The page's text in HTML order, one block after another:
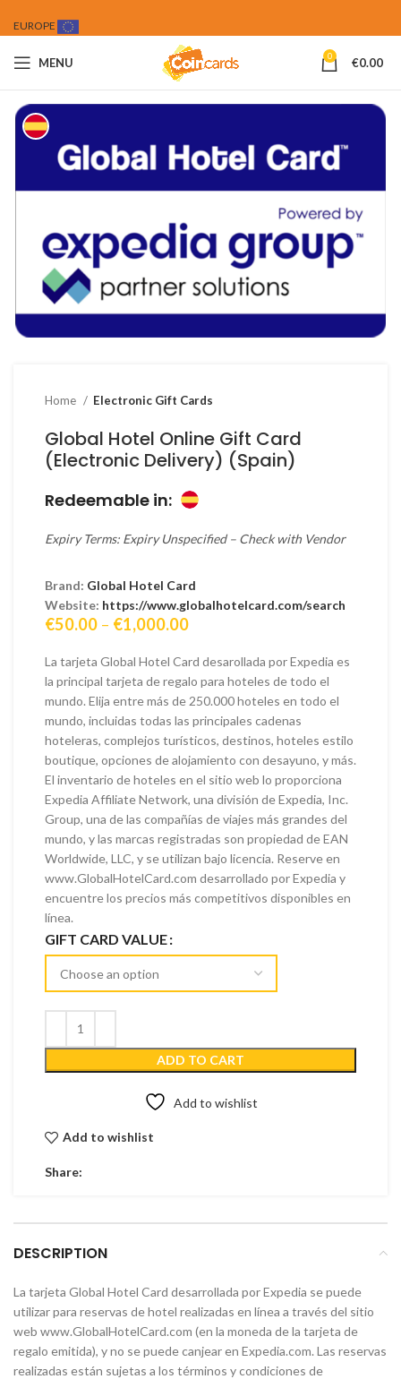
EUROPE
MENU 0 €0.00
Home Electronic Gift Cards
Global Hotel Online Gift Card
(Electronic Delivery) (Spain)
Redeemable in:
Expiry Terms: Expiry Unspecified – Check with Vendor
Brand: Global Hotel Card
Website: https://www.globalhotelcard.com/search
€50.00 – €1,000.00Price
€50.00
through
€1,000.00
La tarjeta Global Hotel Card desarollada por Expedia es
la principal tarjeta de regalo para hoteles de todo el
mundo. Elija entre más de 250.000 hoteles en todo el
mundo, incluidas todas las principales cadenas
hoteleras, complejos turísticos, destinos, hoteles estilo
boutique, opciones de alojamiento con desayuno, y más.
El inventario de hoteles en el sitio web lo proporciona
Expedia Affiliate Network, una división de Expedia, Inc.
Group, una de las compañías de viajes más grandes del
mundo, y las marcas registradas son propiedad de EAN
Worldwide, LLC, y se utilizan bajo licencia. Reserve en
www.GlobalHotelCard.com desarrollado por Expedia y
encuentre los precios más competitivos disponibles en
línea.
GIFT CARD VALUE
ADD TO CART
Add to wishlist
Add to wishlist
Share:
DESCRIPTION
La tarjeta Global Hotel Card desarrollada por Expedia se puede
utilizar para reservas de hotel realizadas en línea a través del sitio
web www.GlobalHotelCard.com (en la moneda de la tarjeta de
regalo emitida), y no se puede canjear en Expedia.com. Las reservas
realizadas están sujetas a los términos y condiciones de